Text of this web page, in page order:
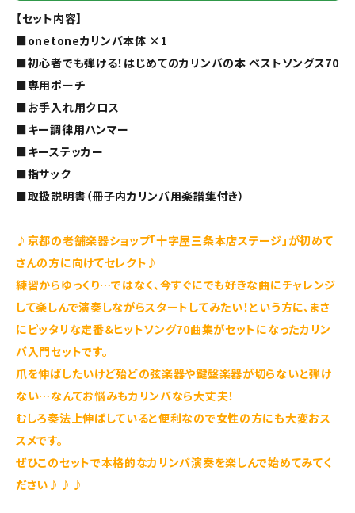
【セット内容】
■onetoneカリンバ本体 ×1
■初心者でも弾ける！はじめてのカリンバの本 ベストソングス70
■専用ポーチ
■お手入れ用クロス
■キー調律用ハンマー
■キーステッカー
■指サック
■取扱説明書（冊子内カリンバ用楽譜集付き）
♪京都の老舗楽器ショップ「十字屋三条本店ステージ」が初めて
さんの方に向けてセレクト♪
練習からゆっくり…ではなく、今すぐにでも好きな曲にチャレンジ
して楽しんで演奏しながらスタートしてみたい！という方に、まさ
にピッタリな定番＆ヒットソング70曲集がセットになったカリン
バ入門セットです。
爪を伸ばしたいけど殆どの弦楽器や鍵盤楽器が切らないと弾け
ない…なんてお悩みもカリンバなら大丈夫！
むしろ奏法上伸ばしていると便利なので女性の方にも大変おス
スメです。
ぜひこのセットで本格的なカリンバ演奏を楽しんで始めてみてく
ださい♪♪♪